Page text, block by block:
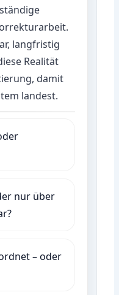
langfristig
Realität
damit
landest.
nur über
– oder